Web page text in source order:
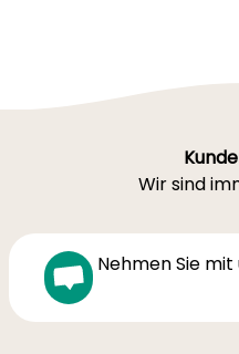
Wir sind
Nehmen Sie